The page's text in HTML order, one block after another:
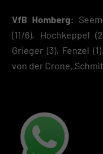
VfB Homberg:
(11/6), Hochkeppel
Grieger (3), Fenzel
von der Crone,
Hier finden Sie eine
Ihre Einwilligung zu
Informationen anzeigen
auswählen.
Datenschutzeinstellungen
Essenziell (2)
Essenzielle Cookies